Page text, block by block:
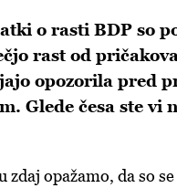
o rasti BDP so
rast od
opozorila pred
Glede česa ste vi
zdaj opažamo, da so